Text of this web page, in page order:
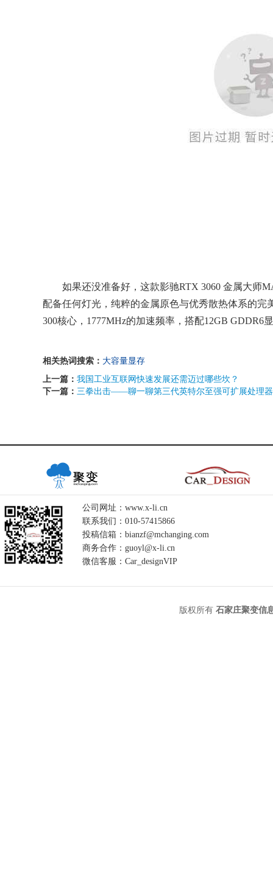
如果还没准备好，这款影驰RTX 3060 金属大师
配备任何灯光，纯粹的金属原色与优秀散热体系的完
300核心，1777MHz的加速频率，搭配12GB GDDR6
相关热词搜索： 大容量显存
上一篇： 我国工业互联网快速发展还需迈过哪些坎？
下一篇： 三拳出击——聊一聊第三代英特尔至强可扩展处理
公司网址：www.x-li.cn
联系我们：010-57415866
投稿信箱：bianzf@mchanging.com
商务合作：guoyl@x-li.cn
微信客服：Car_designVIP
版权所有 石家庄聚变信